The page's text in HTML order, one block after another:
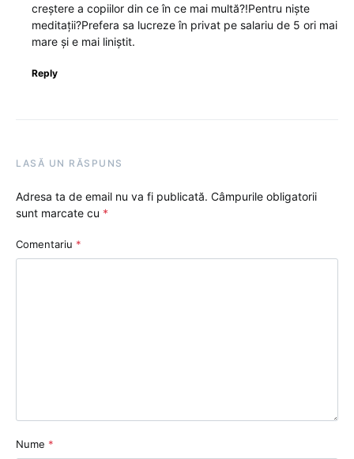
creștere a copiilor din ce în ce mai multă?!Pentru niște
meditații?Prefera sa lucreze în privat pe salariu de 5 ori mai
mare și e mai liniștit.
Reply
LASĂ UN RĂSPUNS
Adresa ta de email nu va fi publicată. Câmpurile obligatorii
sunt marcate cu *
Comentariu *
Nume *